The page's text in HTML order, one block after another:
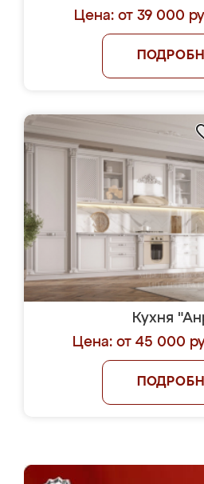
Цена: от 39 000
Кухня
Цена: от 45 000